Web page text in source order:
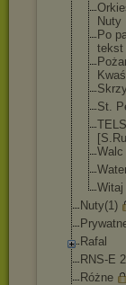
Nuty
Po
tekst
St.
Witaj
Nuty(1)
Rafal
RNS-E
Różne